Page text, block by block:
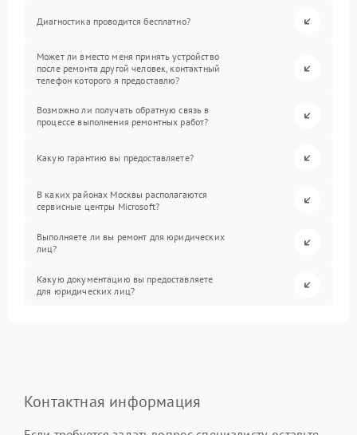
Диагностика проводится бесплатно?
Может ли вместо меня принять устройство
после ремонта другой человек, контактный
телефон которого я предоставлю?
Возможно ли получать обратную связь в
процессе выполнения ремонтных работ?
Какую гарантию вы предоставляете?
В каких районах Москвы располагаются
сервисные центры Microsoft?
Выполняете ли вы ремонт для юридических
лиц?
Какую документацию вы предоставляете
для юридических лиц?
Контактная информация